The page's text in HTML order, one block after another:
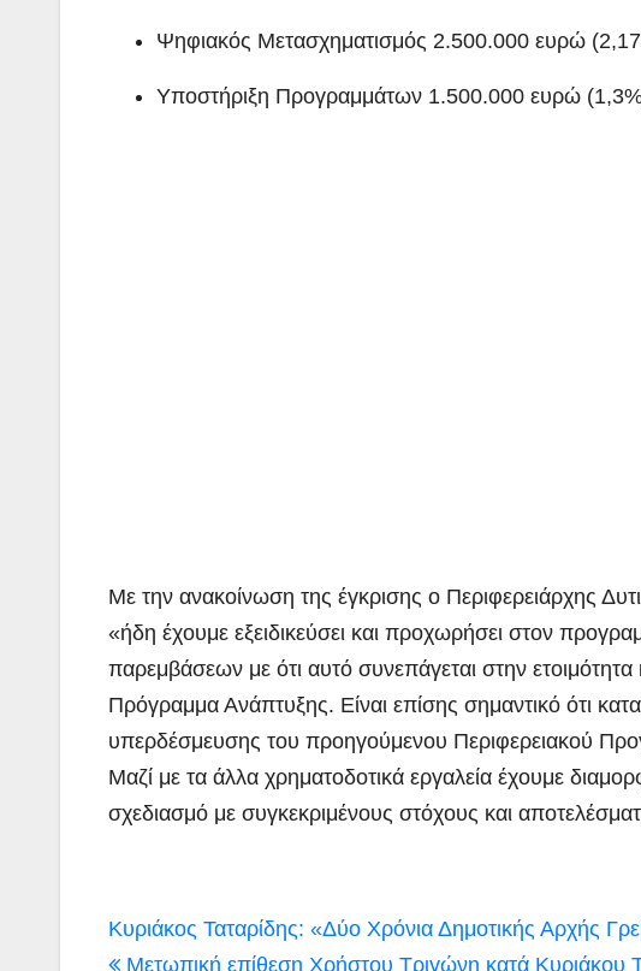
Ψηφιακός Μετασχηματισμός 2.500.000 ευρώ
Υποστήριξη Προγραμμάτων 1.500.000 ευρώ
Με την ανακοίνωση της έγκρισης ο Περιφερειάρχης
«ήδη έχουμε εξειδικεύσει και προχωρήσει στον
παρεμβάσεων με ότι αυτό συνεπάγεται στην
Πρόγραμμα Ανάπτυξης. Είναι επίσης σημαντικό ότι
υπερδέσμευσης του προηγούμενου Περιφερειακού
Μαζί με τα άλλα χρηματοδοτικά εργαλεία έχουμε
σχεδιασμό με συγκεκριμένους στόχους και
Πλοήγηση
Κυριάκος Ταταρίδης: «Δύο Χρόνια Δημοτικής Αρχής
Μετωπική επίθεση Χρήστου Τριγώνη κατά Κυριάκου